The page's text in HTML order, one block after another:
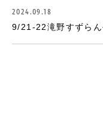
2024.09.18
9/21-22滝野すずらん